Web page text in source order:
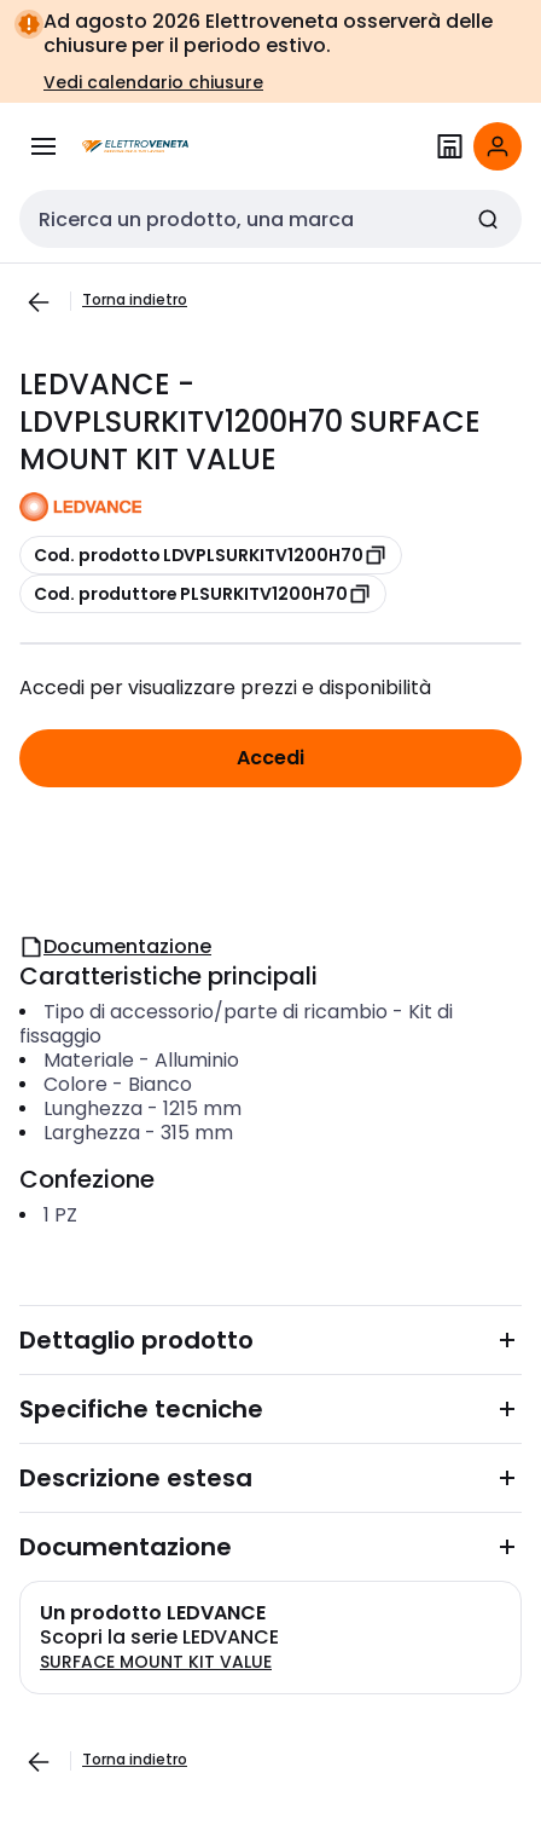
Vai alla
navigazione
Vai
alla
pagina
Ad agosto 2026 Elettroveneta osserverà delle
chiusure per il periodo estivo.
Vedi calendario chiusure
Cerca input
Torna indietro
LEDVANCE -
LDVPLSURKITV1200H70 SURFACE
MOUNT KIT VALUE
copia
Cod. prodotto LDVPLSURKITV1200H70
copia
Cod. produttore PLSURKITV1200H70
Accedi per visualizzare prezzi e disponibilità
Accedi
Documentazione
Caratteristiche principali
Tipo di accessorio/parte di ricambio - Kit di
fissaggio
Materiale - Alluminio
Colore - Bianco
Lunghezza- 1215 mm
Larghezza- 315 mm
Confezione
1 PZ
Dettaglio prodotto
Specifiche tecniche
Descrizione estesa
Documentazione
Un prodotto LEDVANCE
Scopri la serie LEDVANCE
SURFACE MOUNT KIT VALUE
Torna indietro